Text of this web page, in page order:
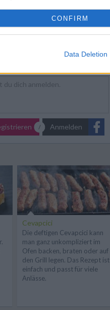
CONFIRM
Data Deletion
sondern Souflaki.
Anmelden
Cevapcici
Die deftigen Cevapcici kann
man ganz unkompliziert im
Ofen backen, braten oder auf
den Grill legen. Das Rezept ist
einfach und passt für viele
Anlässe.